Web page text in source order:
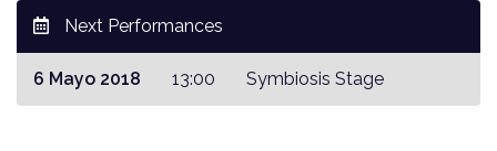
Next Performances
6 Mayo 2018 13:00 Symbiosis Stage